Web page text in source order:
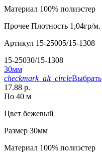
Материал 100% полиэстер
Прочее Плотность 1,04гр/м.
Артикул 15-25005/15-1308
15-25030/15-1308
30мм
checkmark_alt_circleВыбрать
17.88 р.
По 40 м
Цвет бежевый
Размер 30мм
Материал 100% полиэстер